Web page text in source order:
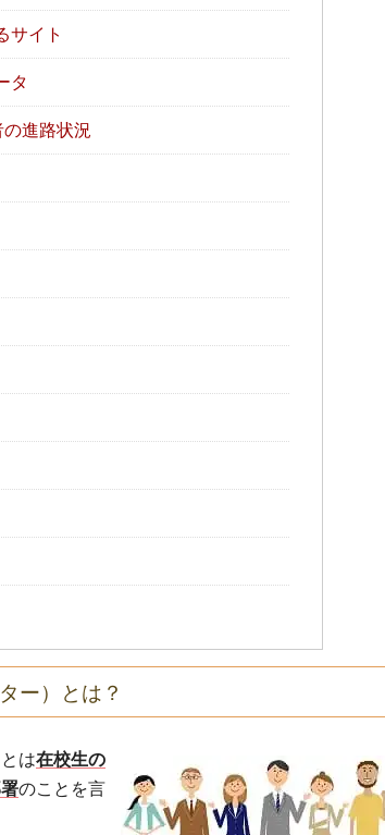
サイト
タ
進路状況
ー）とは？
は在校生の
のことを言